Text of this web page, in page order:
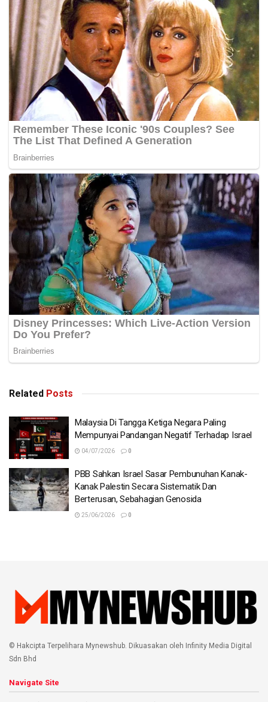
Related Posts
Malaysia Di Tangga Ketiga Negara Paling
Mempunyai Pandangan Negatif Terhadap Israel
04/07/2026 0
PBB Sahkan Israel Sasar Pembunuhan Kanak-
Kanak Palestin Secara Sistematik Dan
Berterusan, Sebahagian Genosida
25/06/2026 0
© Hakcipta Terpelihara Mynewshub. Dikuasakan oleh Infinity Media Digital
Sdn Bhd
Navigate Site